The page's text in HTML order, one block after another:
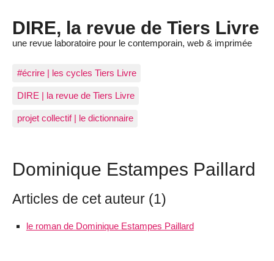
DIRE, la revue de Tiers Livre
une revue laboratoire pour le contemporain, web & imprimée
#écrire | les cycles Tiers Livre
DIRE | la revue de Tiers Livre
projet collectif | le dictionnaire
Dominique Estampes Paillard
Articles de cet auteur (1)
le roman de Dominique Estampes Paillard